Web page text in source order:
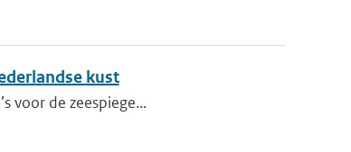
kust
voor de zeespiege...